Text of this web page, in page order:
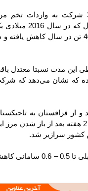
های 2016-2017 میلادی در تاجیکستان 32 شرکت به واردات تخم مرغ
مشغول بودند که حجم سالانه واردات این نوع محصول که در سال 2016 میلادی یک
تن را تشکیل می داد در سال گذشته میلادی تا 40 تن در سال کاهش یافته و در
مدت نسبتا معتدل باقی
که نشان می‌دهد که شرکت
قزاقستان به تاجیکستان
مرغ وارد می کردند. ماه مارس سال جاری حدود 2 هفته بعد از باز شدن مرز این
کشور سرازیر شد.
در نتیجه قیمت یک دانه تخم مرغ از 0.8 و 1 سامانی قبلی تا 0.5 – 0.6 سامانی کاهش